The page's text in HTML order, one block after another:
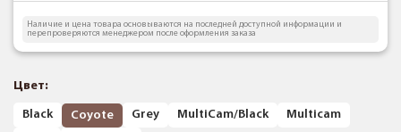
Наличие и цена товара основываются на последней доступной информации и
перепроверяются менеджером после оформления заказа
Цвет:
Black Coyote Grey MultiCam/Black
Multicam